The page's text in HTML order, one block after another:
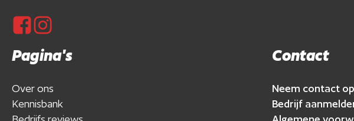
Pagina's
Over ons
Kennisbank
Contact
Neem contact op
Bedrijf